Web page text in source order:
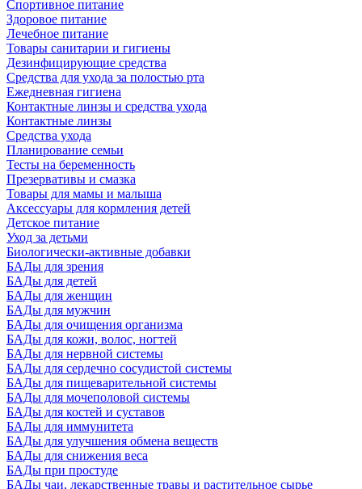
Спортивное питание
Здоровое питание
Лечебное питание
Товары санитарии и гигиены
Дезинфицирующие средства
Средства для ухода за полостью рта
Ежедневная гигиена
Контактные линзы и средства ухода
Контактные линзы
Средства ухода
Планирование семьи
Тесты на беременность
Презервативы и смазка
Товары для мамы и малыша
Аксессуары для кормления детей
Детское питание
Уход за детьми
Биологически-активные добавки
БАДы для зрения
БАДы для детей
БАДы для женщин
БАДы для мужчин
БАДы для очищения организма
БАДы для кожи, волос, ногтей
БАДы для нервной системы
БАДы для сердечно сосудистой системы
БАДы для пищеварительной системы
БАДы для мочеполовой системы
БАДы для костей и суставов
БАДы для иммунитета
БАДы для улучшения обмена веществ
БАДы для снижения веса
БАДы при простуде
БАДы чаи, лекарственные травы и растительное сырье